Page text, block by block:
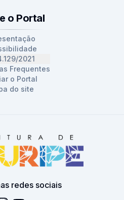
o Portal
2021
Frequentes
o Portal
do site
redes sociais